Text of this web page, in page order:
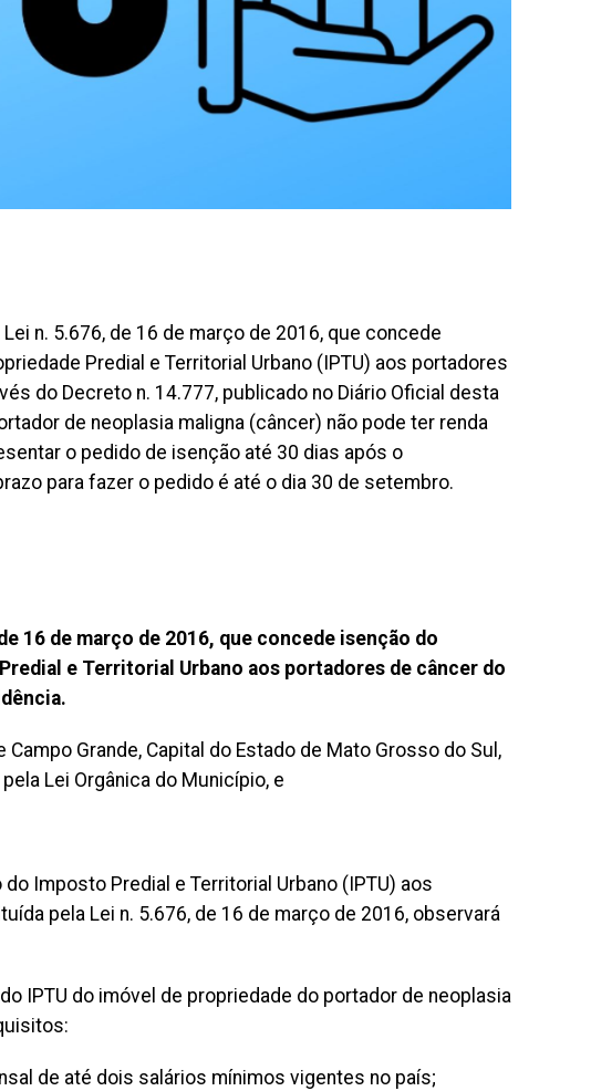
n. 5.676, de 16 de março de 2016, que concede
Predial e Territorial Urbano (IPTU) aos portadores
do Decreto n. 14.777, publicado no Diário Oficial desta
de neoplasia maligna (câncer) não pode ter renda
o pedido de isenção até 30 dias após o
para fazer o pedido é até o dia 30 de setembro.
16 de março de 2016, que concede isenção do
e Territorial Urbano aos portadores de câncer do
Campo Grande, Capital do Estado de Mato Grosso do Sul,
Lei Orgânica do Município, e
Imposto Predial e Territorial Urbano (IPTU) aos
pela Lei n. 5.676, de 16 de março de 2016, observará
IPTU do imóvel de propriedade do portador de neoplasia
de até dois salários mínimos vigentes no país;